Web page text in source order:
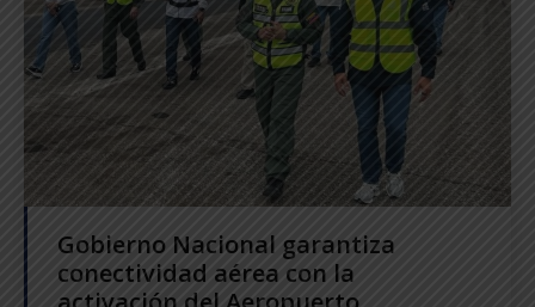
Gobierno Nacional garantiza
conectividad aérea con la